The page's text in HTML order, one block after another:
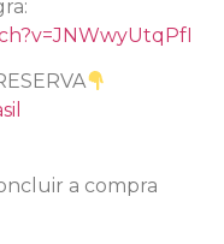
a compra